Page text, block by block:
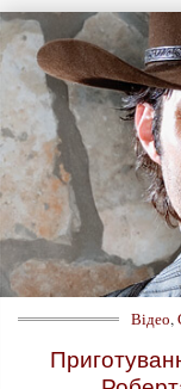
Відео,